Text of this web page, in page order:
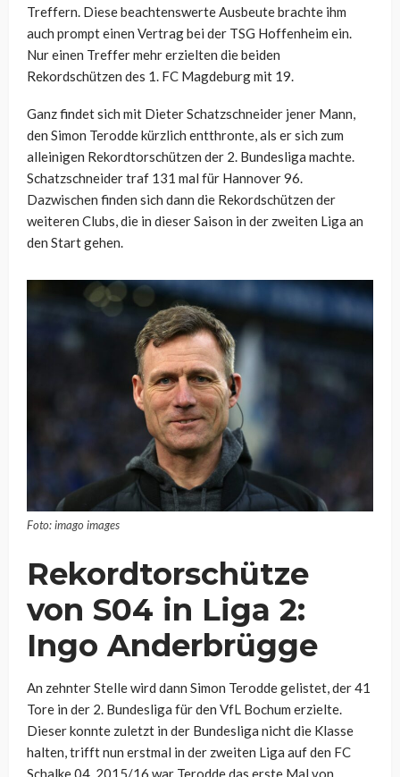
Treffern. Diese beachtenswerte Ausbeute brachte ihm
auch prompt einen Vertrag bei der TSG Hoffenheim ein.
Nur einen Treffer mehr erzielten die beiden
Rekordschützen des 1. FC Magdeburg mit 19.
Ganz findet sich mit Dieter Schatzschneider jener Mann,
den Simon Terodde kürzlich entthronte, als er sich zum
alleinigen Rekordtorschützen der 2. Bundesliga machte.
Schatzschneider traf 131 mal für Hannover 96.
Dazwischen finden sich dann die Rekordschützen der
weiteren Clubs, die in dieser Saison in der zweiten Liga an
den Start gehen.
Foto: imago images
Rekordtorschütze
von S04 in Liga 2:
Ingo Anderbrügge
An zehnter Stelle wird dann Simon Terodde gelistet, der 41
Tore in der 2. Bundesliga für den VfL Bochum erzielte.
Dieser konnte zuletzt in der Bundesliga nicht die Klasse
halten, trifft nun erstmal in der zweiten Liga auf den FC
Schalke 04. 2015/16 war Terodde das erste Mal von